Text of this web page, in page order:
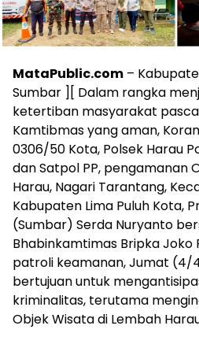
MataPublic.com –
Sumbar ][ Dalam rangka
ketertiban masyarakat
Kamtibmas yang aman,
0306/50 Kota, Polsek Harau
dan Satpol PP, pengamanan
Harau, Nagari Tarantang,
Kabupaten Lima Puluh Kota,
(Sumbar) Serda Nuryanto
Bhabinkamtimas Bripka
patroli keamanan, Jumat (4/
bertujuan untuk
kriminalitas, terutama
Objek Wisata di Lembah